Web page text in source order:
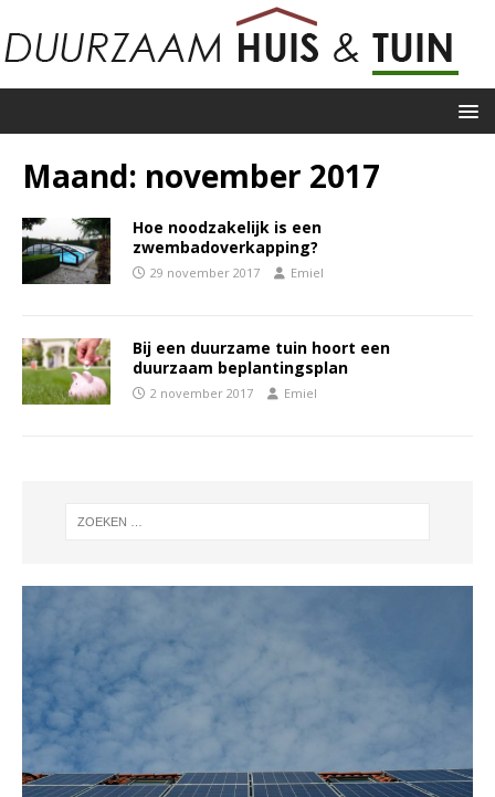
Maand: november 2017
Hoe noodzakelijk is een
zwembadoverkapping?
29 november 2017 Emiel
Bij een duurzame tuin hoort een
duurzaam beplantingsplan
2 november 2017 Emiel